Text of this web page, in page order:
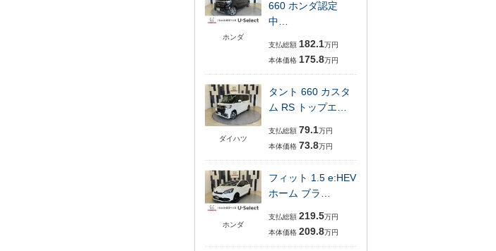
ホンダ
660 ホンダ認定
中…
支払総額 182.1万円
本体価格 175.8万円
ダイハツ
タント 660 カスタ
ム RS トップエ…
支払総額 79.1万円
本体価格 73.8万円
ホンダ
フィット 1.5 e:HEV
ホーム ブラ…
支払総額 219.5万円
本体価格 209.8万円